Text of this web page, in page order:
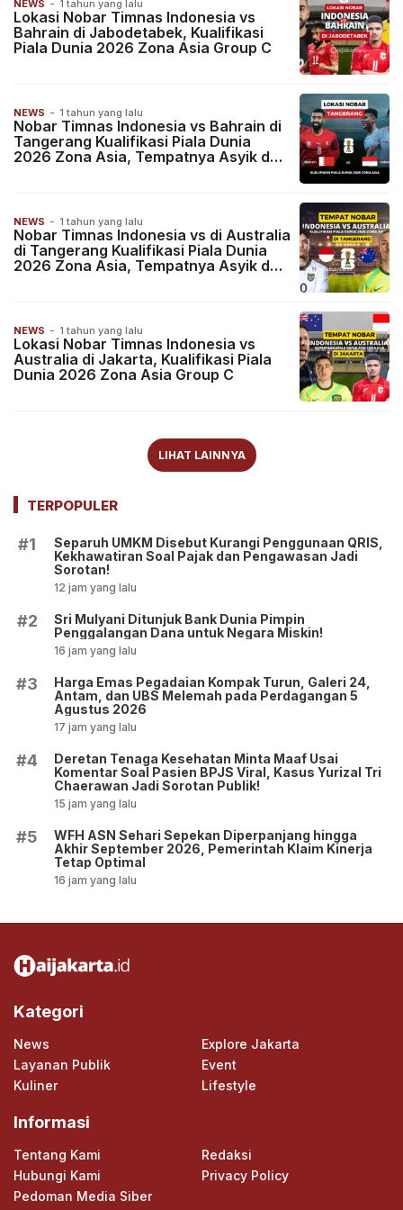
NEWS - 1 tahun yang lalu
Lokasi Nobar Timnas Indonesia vs
Bahrain di Jabodetabek, Kualifikasi
Piala Dunia 2026 Zona Asia Group C
NEWS - 1 tahun yang lalu
Nobar Timnas Indonesia vs Bahrain di
Tangerang Kualifikasi Piala Dunia
2026 Zona Asia, Tempatnya Asyik dan
NEWS - 1 tahun yang lalu
Nobar Timnas Indonesia vs di Australia
di Tangerang Kualifikasi Piala Dunia
2026 Zona Asia, Tempatnya Asyik dan
NEWS - 1 tahun yang lalu
Lokasi Nobar Timnas Indonesia vs
Australia di Jakarta, Kualifikasi Piala
Dunia 2026 Zona Asia Group C
LIHAT LAINNYA
TERPOPULER
#1
Separuh UMKM Disebut Kurangi Penggunaan QRIS,
Kekhawatiran Soal Pajak dan Pengawasan Jadi
Sorotan!
12 jam yang lalu
#2
Sri Mulyani Ditunjuk Bank Dunia Pimpin
Penggalangan Dana untuk Negara Miskin!
16 jam yang lalu
#3
Harga Emas Pegadaian Kompak Turun, Galeri 24,
Antam, dan UBS Melemah pada Perdagangan 5
Agustus 2026
17 jam yang lalu
#4
Deretan Tenaga Kesehatan Minta Maaf Usai
Komentar Soal Pasien BPJS Viral, Kasus Yurizal Tri
Chaerawan Jadi Sorotan Publik!
15 jam yang lalu
#5
WFH ASN Sehari Sepekan Diperpanjang hingga
Akhir September 2026, Pemerintah Klaim Kinerja
Tetap Optimal
16 jam yang lalu
Kategori
News
Explore Jakarta
Layanan Publik
Event
Kuliner
Lifestyle
Informasi
Tentang Kami
Redaksi
Hubungi Kami
Privacy Policy
Pedoman Media Siber